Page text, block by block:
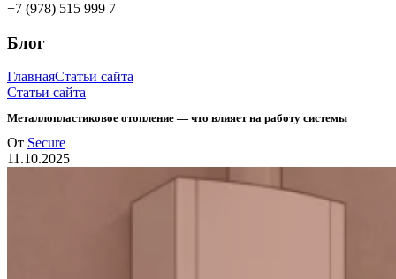
+7 (978) 515 999 7
Блог
ГлавнаяСтатьи сайта
Статьи сайта
Металлопластиковое отопление — что влияет на работу системы
От Secure
11.10.2025